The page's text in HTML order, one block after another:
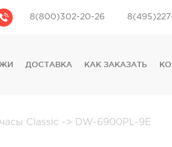
8(800)302-20-26
ДОСТАВКА КАК ЗАКАЗАТЬ
Classic -> DW-6900PL-9E